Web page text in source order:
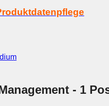
- 1